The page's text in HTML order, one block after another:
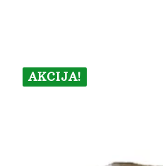
AKCIJA!